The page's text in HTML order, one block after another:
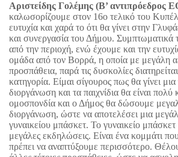
Αριστείδης Γολέμης (Β’ αντιπρόεδρος
καλωσορίζουμε στον 16ο τελικό του
ευτυχία και χαρά το ότι θα γίνει στην
και συνεργασία του Δήμου. Συμπτωματικά
από την περιοχή, ενώ έχουμε και την
ομάδα από τον Βορρά, η οποία με μεγάλη
προσπάθεια, παρά τις δυσκολίες
κατηγορία. Είμαι σίγουρος πως θα γίνει
διοργάνωση και τα παιχνίδια θα είναι
ομοσπονδία και ο Δήμος θα δώσουμε
διοργάνωση, ώστε να αποτελέσει μια
γυναικείου μπάσκετ. Το γυναικείο μπάσκετ
μεγάλες εκδηλώσεις. Είναι ένα κομμάτι
πρέπει να αναπτύξουμε περισσότερο.